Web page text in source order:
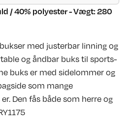
/ 40% polyester - Vægt: 280
med justerbar linning og
og åndbar buks til sports-
buks er med sidelommer og
som mange
Den fås både som herre og